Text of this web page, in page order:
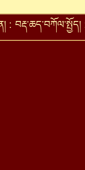
: བརྡ་ཆད་བཀོལ་སྤྱོད།